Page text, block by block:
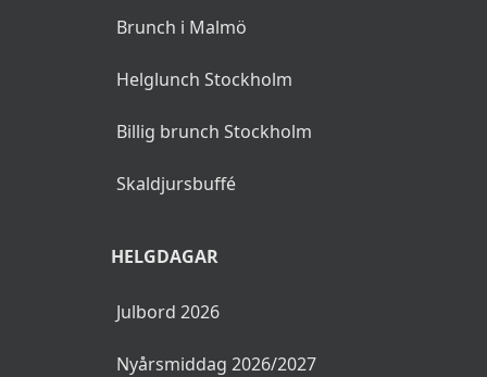
Brunch i Malmö
Helglunch Stockholm
Billig brunch Stockholm
Skaldjursbuffé
HELGDAGAR
Julbord 2026
Nyårsmiddag 2026/2027